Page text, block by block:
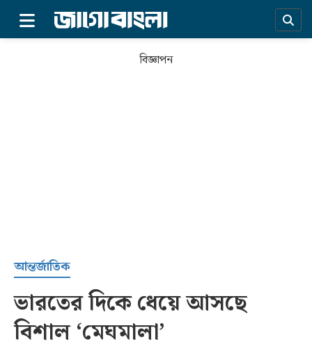
সর্বশেষ
বিজ্ঞাপন
আন্তর্জাতিক
ভারতের দিকে ধেয়ে আসছে
বিশাল ‌‘মেঘমালা’